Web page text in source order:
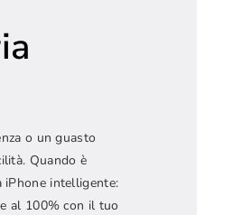
o un guasto
Quando è
iPhone intelligente:
al 100% con il tuo